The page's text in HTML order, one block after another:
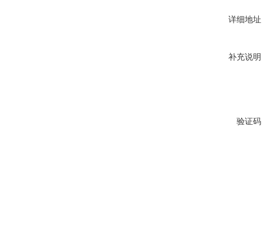
详细地址
补充说明
验证码